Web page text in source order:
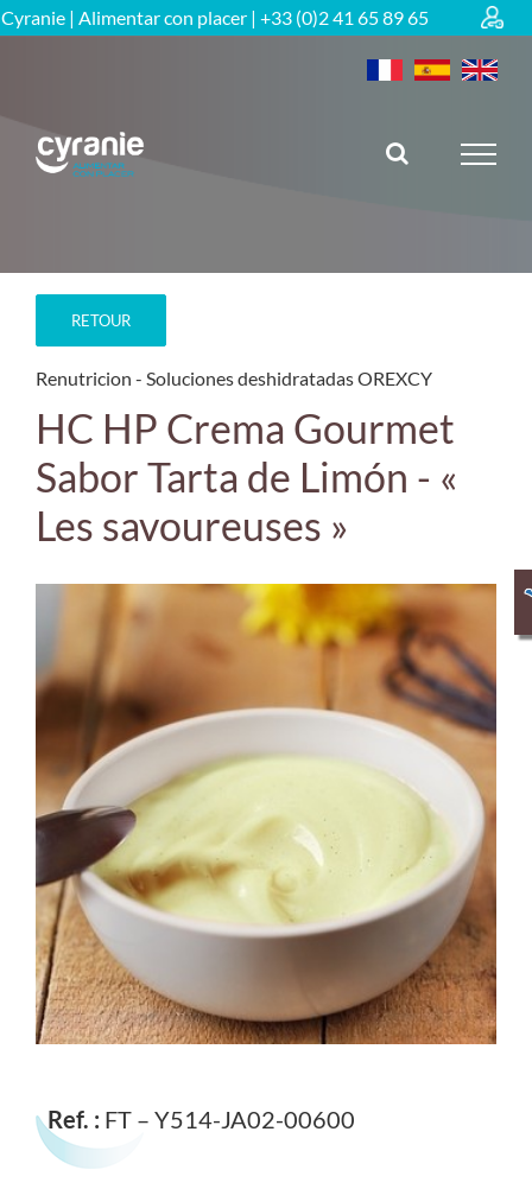
Skip
to
Cyranie | Alimentar con placer | +33 (0)2 41 65 89 65
HC HP Crema Gourmet
Sabor Tarta de Limón - «
Les savoureuses »
RETOUR
Ref. : FT – Y514-JA02-00600
Renutricion Soluciones deshidratadas OREXCY